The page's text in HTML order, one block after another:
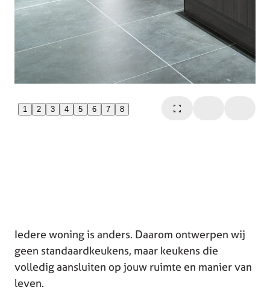
1 2 3 4 5 6 7 8
Iedere woning is anders. Daarom ontwerpen wij
geen standaardkeukens, maar keukens die
volledig aansluiten op jouw ruimte en manier van
leven.